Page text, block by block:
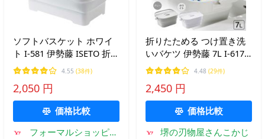
ソフトバスケット ホワイ
ト I-581 伊勢藤 ISETO 折り
たたみバスケット バスケ
ット 防災
4.55 (38件)
2,050 円
価格比較
フォーマルショッピン
折りたためる つけ置き洗
いバケツ 伊勢藤 7L I-617
洗濯板 ふた付き 折りたた
み 持ち手 たらい 蓋付きバ
ケツ 落し蓋 つけ置き洗い
桶 角型 コンパクト
4.48 (29件)
2,450 円
価格比較
堺の刃物屋さんこかじ